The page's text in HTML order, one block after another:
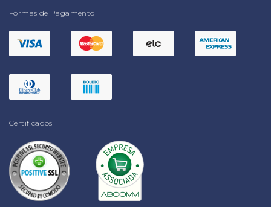
Formas de Pagamento
Certificados